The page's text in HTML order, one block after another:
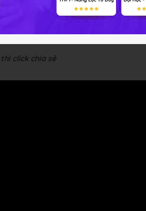
về sở hữu nhà nước và xã hội.
-- Mod GDCD 8
click chia sẻ